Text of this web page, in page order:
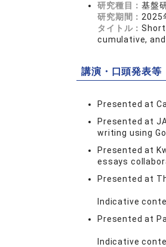
研究種目：基盤
研究期間： 2025
タイトル：
cumulative,
講演・口頭発表等
Presented at
Presented at
writing using
Presented at
essays
Presented at
Indicative
Presented at
Indicative